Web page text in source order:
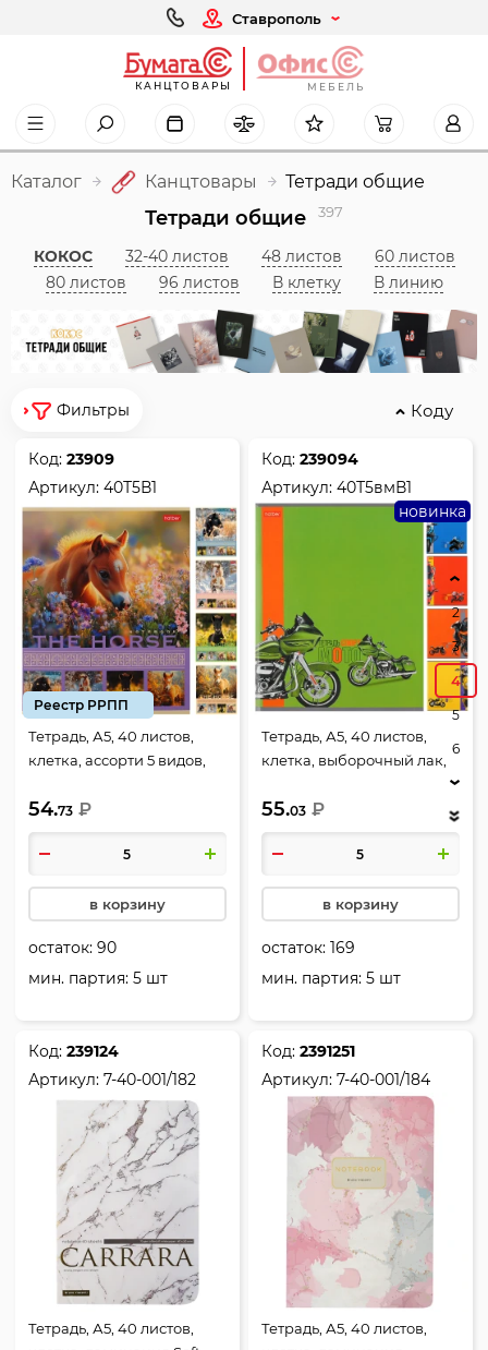
Ставрополь
КАНЦТОВАРЫ МЕБЕЛЬ
Каталог Канцтовары Тетради общие
Тетради общие 397
КОКОС 32-40 листов 48 листов
60 листов
80 листов
96 листов В клетку В линию
Фильтры Коду
Код:23909
Артикул:40Т5В1
Реестр РРПП
Тетрадь, А5, 40 листов,
клетка, ассорти 5 видов,
54.73 ₽
в корзину
остаток:90
мин. партия: 5 шт
Код:239094
Артикул:40Т5вмВ1
новинка
Тетрадь, А5, 40 листов,
клетка, выборочный лак,
ассорти 5 видов, Hatber,
Мото, 40Т5вмВ1
55.03 ₽
в корзину
остаток:169
мин. партия: 5 шт
Код:239124
Артикул:7-40-001/182
Тетрадь, А5, 40 листов,
Код:2391251
Артикул:7-40-001/184
Тетрадь, А5, 40 листов,
2
3
4
5
6